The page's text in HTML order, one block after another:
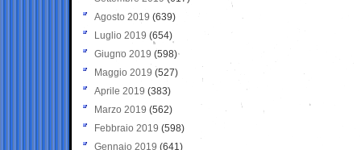
Agosto 2019 (639)
Luglio 2019 (654)
Giugno 2019 (598)
Maggio 2019 (527)
Aprile 2019 (383)
Marzo 2019 (562)
Febbraio 2019 (598)
Gennaio 2019 (641)